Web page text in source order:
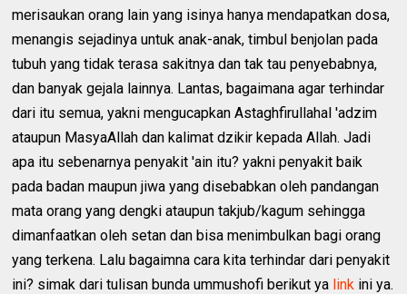
merisaukan orang lain yang isinya hanya mendapatkan dosa,
menangis sejadinya untuk anak-anak, timbul benjolan pada
tubuh yang tidak terasa sakitnya dan tak tau penyebabnya,
dan banyak gejala lainnya. Lantas, bagaimana agar terhindar
dari itu semua, yakni mengucapkan Astaghfirullahal 'adzim
ataupun MasyaAllah dan kalimat dzikir kepada Allah. Jadi
apa itu sebenarnya penyakit 'ain itu? yakni penyakit baik
pada badan maupun jiwa yang disebabkan oleh pandangan
mata orang yang dengki ataupun takjub/kagum sehingga
dimanfaatkan oleh setan dan bisa menimbulkan bagi orang
yang terkena. Lalu bagaimna cara kita terhindar dari penyakit
ini? simak dari tulisan bunda ummushofi berikut ya link ini ya.